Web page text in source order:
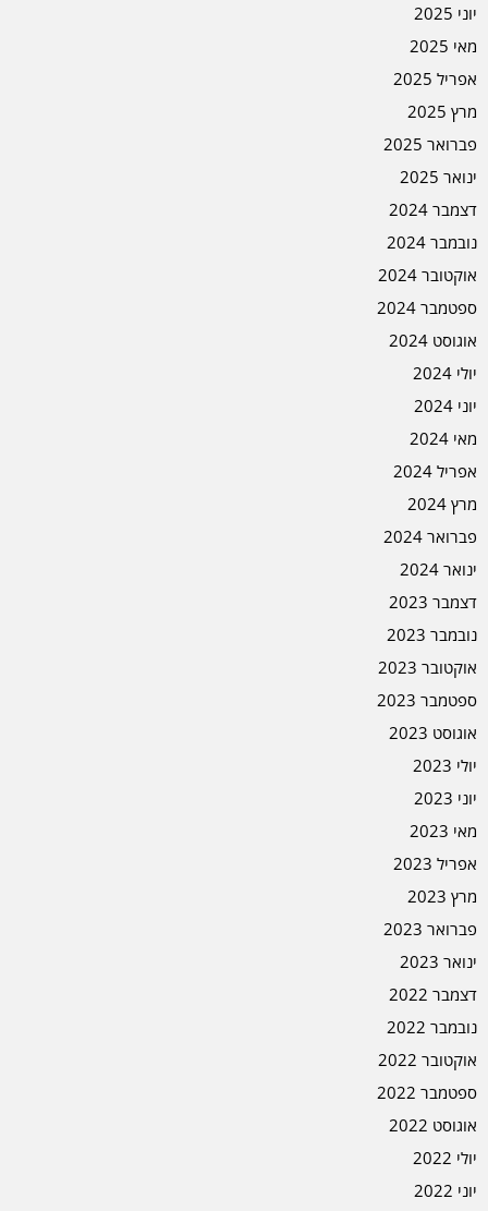
יוני 2025
מאי 2025
אפריל 2025
מרץ 2025
פברואר 2025
ינואר 2025
דצמבר 2024
נובמבר 2024
אוקטובר 2024
ספטמבר 2024
אוגוסט 2024
יולי 2024
יוני 2024
מאי 2024
אפריל 2024
מרץ 2024
פברואר 2024
ינואר 2024
דצמבר 2023
נובמבר 2023
אוקטובר 2023
ספטמבר 2023
אוגוסט 2023
יולי 2023
יוני 2023
מאי 2023
אפריל 2023
מרץ 2023
פברואר 2023
ינואר 2023
דצמבר 2022
נובמבר 2022
אוקטובר 2022
ספטמבר 2022
אוגוסט 2022
יולי 2022
יוני 2022